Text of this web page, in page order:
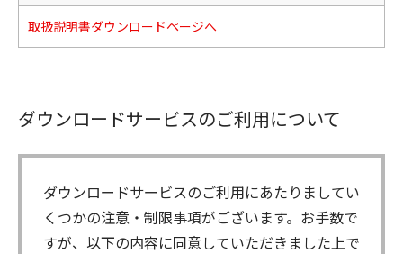
取扱説明書ダウンロードページへ
ダウンロードサービスのご利用について
ダウンロードサービスのご利用にあたりましてい
くつかの注意・制限事項がございます。お手数で
すが、以下の内容に同意していただきました上で